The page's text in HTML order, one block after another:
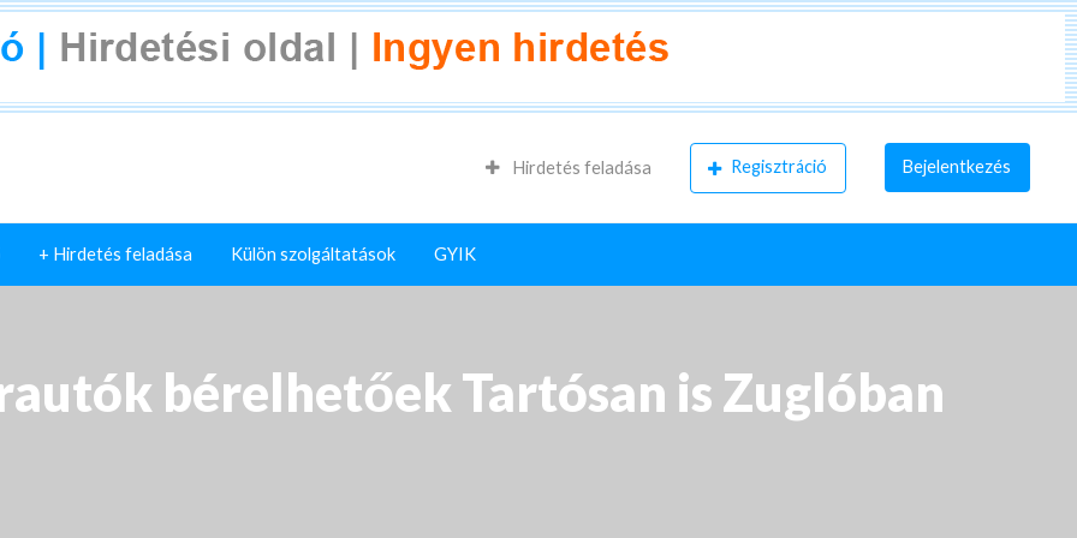
Hirdetés feladása Regisztráció Bejelentkezés
+ Hirdetés feladása Külön szolgáltatások GYIK
bérelhetőek Tartósan is Zuglóban